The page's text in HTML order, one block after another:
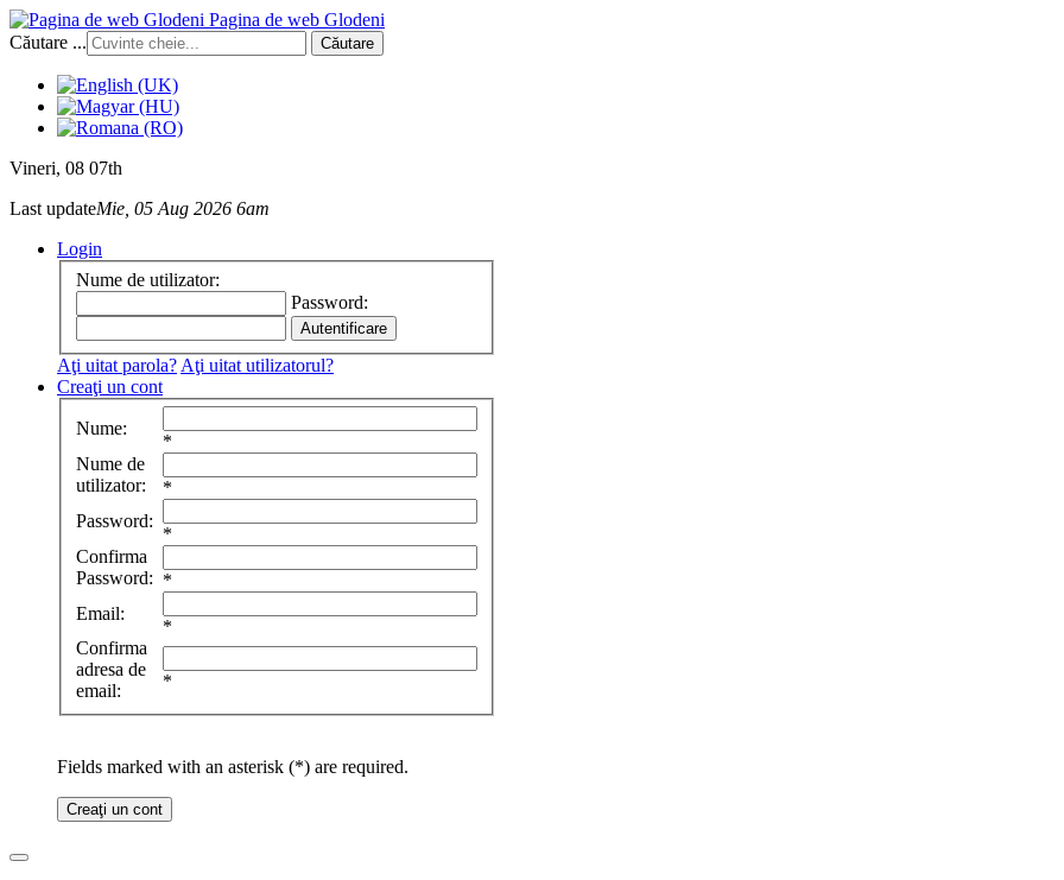
Pagina de web Glodeni
Căutare ...
Căutare
Vineri, 08 07th
Last updateMie, 05 Aug 2026 6am
Login
Nume de utilizator:
Password:
Aţi uitat parola? Aţi uitat utilizatorul?
Creaţi un cont
Nume:
*
Nume de
utilizator:
*
Password:
*
Confirma
Password: *
Email:
*
Confirma
adresa de
email:
*
Fields marked with an asterisk (*) are required.
Creaţi un cont